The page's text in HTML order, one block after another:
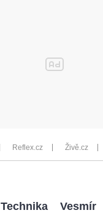
Reflex.cz Živě.cz
Technika Vesmír